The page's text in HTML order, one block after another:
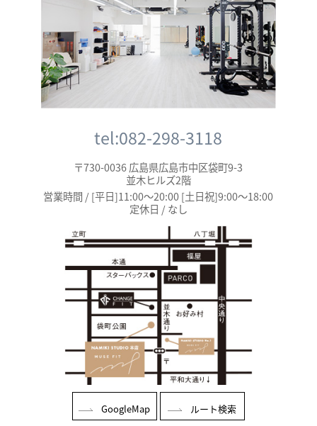
tel:082-298-3118
〒730-0036 広島県広島市中区袋町9-3
並木ヒルズ2階
営業時間 / [平日]11:00～20:00 [土日祝]9:00～18:00
定休日 / なし
GoogleMap ルート検索